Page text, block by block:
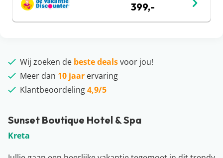
Sunset Boutique Hotel & Spa
Kreta
399,-
Wij zoeken de beste dealsvoor jou!
Meer dan 10 jaar ervaring
Klantbeoordeling4,9/5